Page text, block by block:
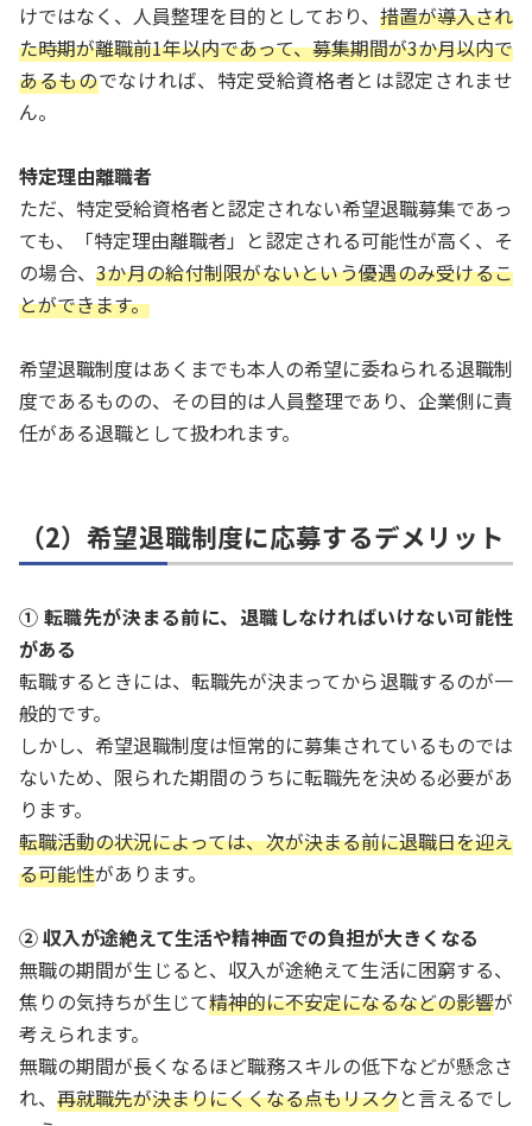
けではなく、人員整理を目的としており、 措置が導入され
た時期が離職前1年以内であって、募集期間が3か月以内で
あるものでなければ、特定受給資格者とは認定されませ
ん。
特定理由離職者
ただ、特定受給資格者と認定されない希望退職募集であっ
ても、「特定理由離職者」と認定される可能性が高く、そ
の場合、3か月の給付制限がないという優遇のみ受けるこ
とができます。
希望退職制度はあくまでも本人の希望に委ねられる退職制
度であるものの、その目的は人員整理であり、企業側に責
任がある退職として扱われます。
（2）希望退職制度に応募するデメリット
① 転職先が決まる前に、退職しなければいけない可能性
がある
転職するときには、転職先が決まってから退職するのが一
般的です。
しかし、希望退職制度は恒常的に募集されているものでは
ないため、限られた期間のうちに転職先を決める必要があ
ります。
転職活動の状況によっては、次が決まる前に退職日を迎え
る可能性があります。
② 収入が途絶えて生活や精神面での負担が大きくなる
無職の期間が生じると、収入が途絶えて生活に困窮する、
焦りの気持ちが生じて精神的に不安定になるなどの影響が
考えられます。
無職の期間が長くなるほど職務スキルの低下などが懸念さ
れ、 再就職先が決まりにくくなる点もリスクと言えるでし